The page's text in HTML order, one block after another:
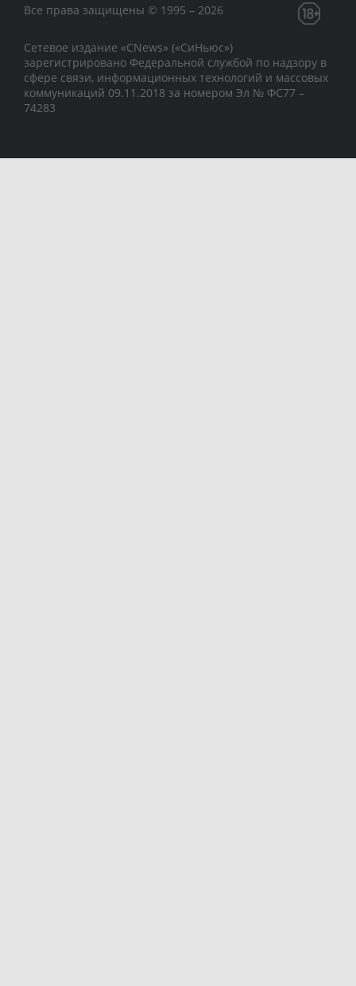
Все права защищены © 1995 – 2026
Сетевое издание «CNews» («СиНьюс»)
зарегистрировано Федеральной службой по надзору в
сфере связи, информационных технологий и массовых
коммуникаций 09.11.2018 за номером Эл № ФС77 –
74283